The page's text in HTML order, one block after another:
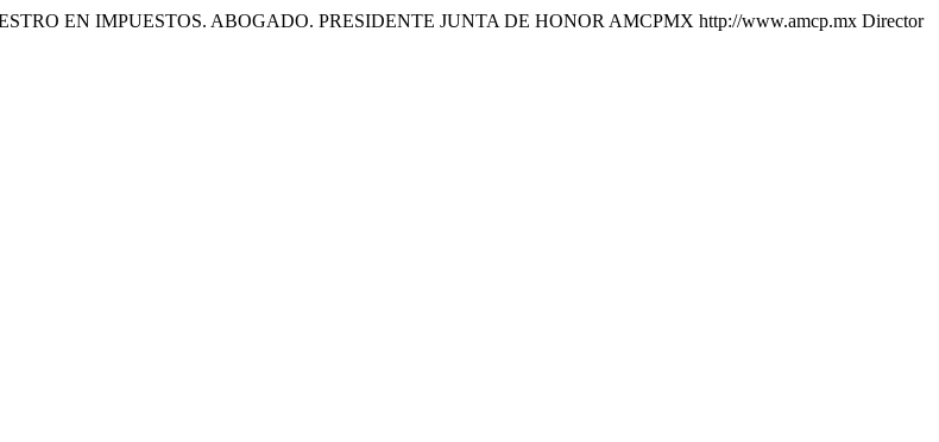
EN IMPUESTOS. ABOGADO. PRESIDENTE JUNTA DE HONOR AMCPMX http://www.amcp.mx Director